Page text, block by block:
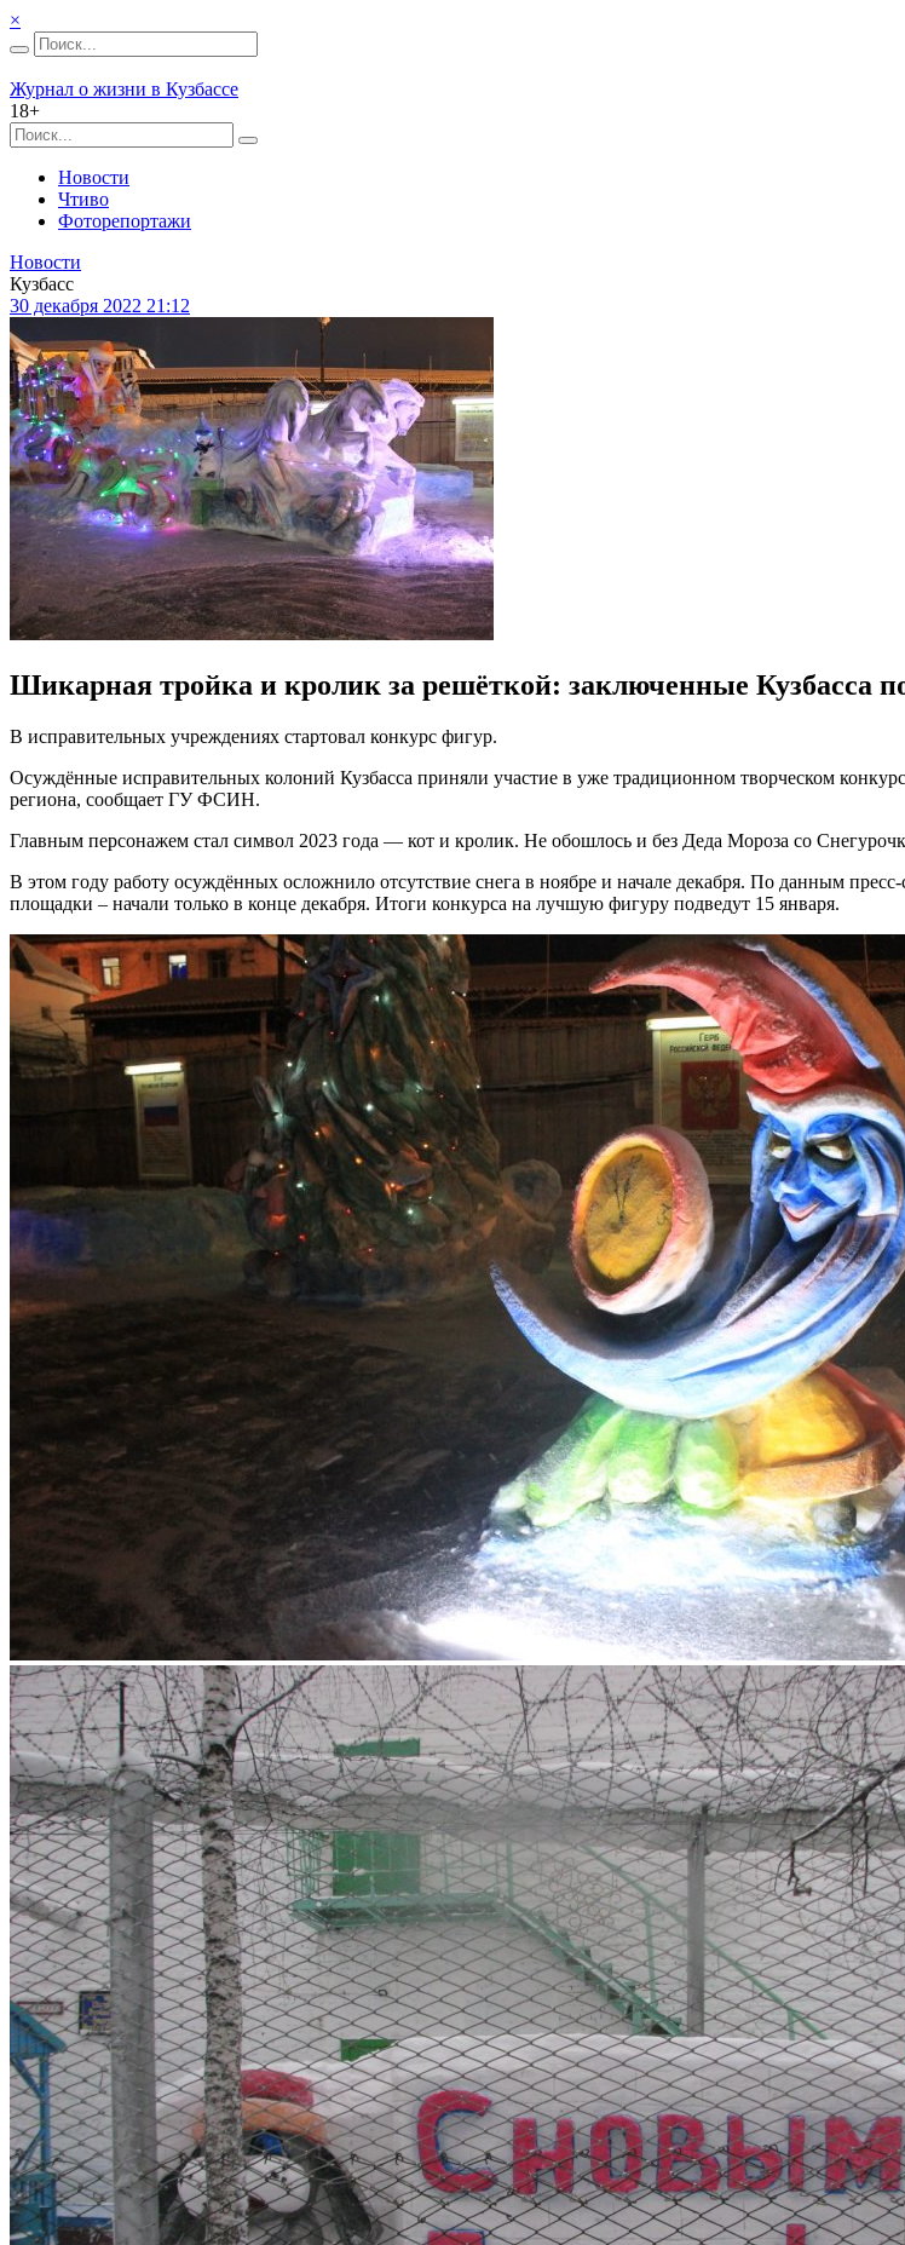
×
Журнал о жизни в Кузбассе
18+
Новости
Чтиво
Фоторепортажи
Новости
Кузбасс
30 декабря 2022 21:12
Шикарная тройка и кролик за решёткой: заключенные Кузбасса
В исправительных учреждениях стартовал конкурс фигур.
Осуждённые исправительных колоний Кузбасса приняли участие в уже традиционном творческом
региона, сообщает ГУ ФСИН.
Главным персонажем стал символ 2023 года — кот и кролик. Не обошлось и без Деда Мороза со
В этом году работу осуждённых осложнило отсутствие снега в ноябре и начале декабря. По данным
площадки – начали только в конце декабря. Итоги конкурса на лучшую фигуру подведут 15 января.